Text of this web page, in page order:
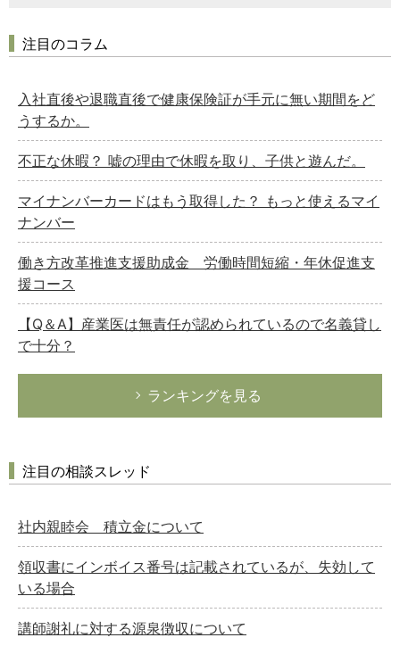
注目のコラム
入社直後や退職直後で健康保険証が手元に無い期間をど
うするか。
不正な休暇？ 嘘の理由で休暇を取り、子供と遊んだ。
マイナンバーカードはもう取得した？ もっと使えるマイ
ナンバー
働き方改革推進支援助成金 労働時間短縮・年休促進支
援コース
【Q＆A】産業医は無責任が認められているので名義貸し
で十分？
ランキングを見る
注目の相談スレッド
社内親睦会 積立金について
領収書にインボイス番号は記載されているが、失効して
いる場合
講師謝礼に対する源泉徴収について